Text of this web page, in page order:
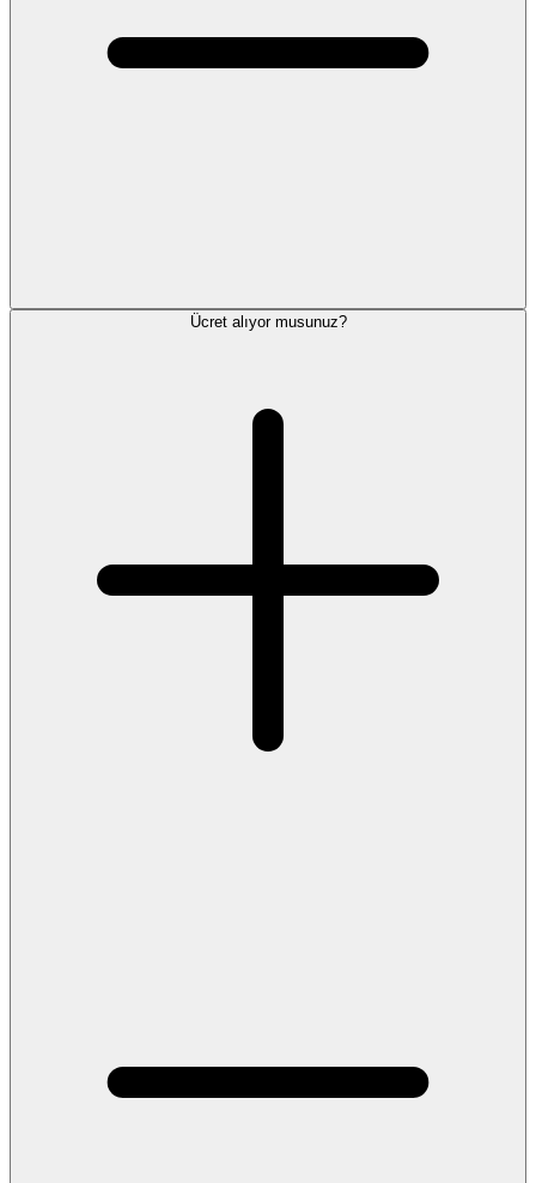
Ücret alıyor musunuz?